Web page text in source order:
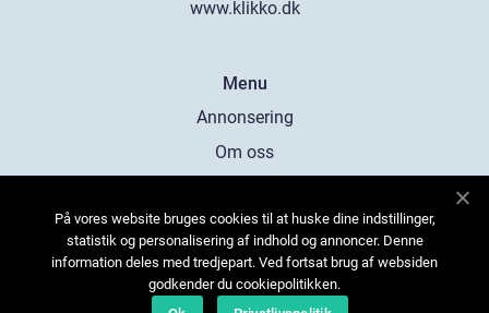
www.klikko.dk
Menu
Annonsering
Om oss
Kontakta oss
Sitemap
På vores website bruges cookies til at huske dine indstillinger,
statistik og personalisering af indhold og annoncer. Denne
information deles med tredjepart. Ved fortsat brug af websiden
godkender du cookiepolitikken.